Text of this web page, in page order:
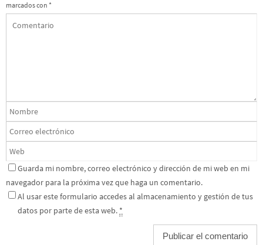
marcados con *
Guarda mi nombre, correo electrónico y dirección de mi web en mi
navegador para la próxima vez que haga un comentario.
Al usar este formulario accedes al almacenamiento y gestión de tus
datos por parte de esta web. *